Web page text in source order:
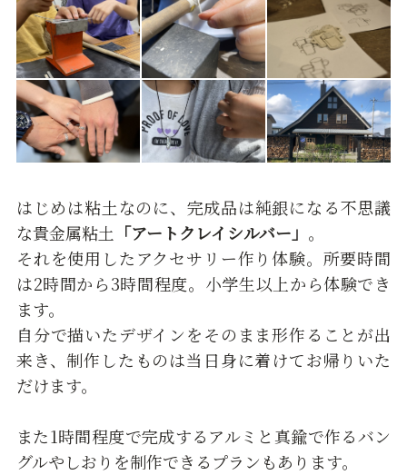
はじめは粘土なのに、完成品は純銀になる不思議
な貴金属粘土 「アートクレイシルバー」 。
それを使用したアクセサリー作り体験。所要時間
は2時間から3時間程度。小学生以上から体験でき
ます。
自分で描いたデザインをそのまま形作ることが出
来き、制作したものは当日身に着けてお帰りいた
だけます。
また1時間程度で完成するアルミと真鍮で作るバン
グルやしおりを制作できるプランもあります。